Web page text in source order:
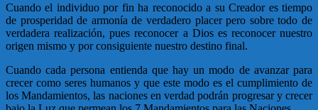
Cuando el individuo por fin ha reconocido a su Creador es tiempo
de prosperidad de armonía de verdadero placer pero sobre todo de
verdadera realización, pues reconocer a Dios es reconocer nuestro
origen mismo y por consiguiente nuestro destino final.
Cuando cada persona entienda que hay un modo de avanzar para
crecer como seres humanos y que este modo es el cumplimiento de
los Mandamientos, las naciones en verdad podrán progresar y crecer